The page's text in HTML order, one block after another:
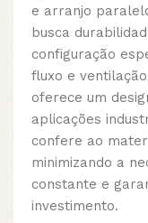
e arranjo
busca
configuração
fluxo e
oferece um
aplicações
confere ao
minimizando a
constante e
investimento.